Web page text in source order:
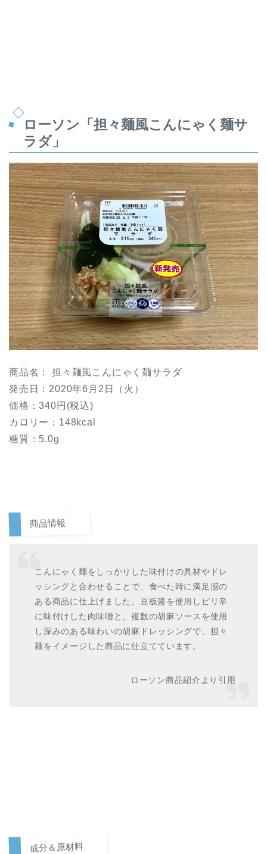
ローソン「担々麺風こんにゃく麺サ
ラダ」
商品名： 担々麺風こんにゃく麺サラダ
発売日：2020年6月2日（火）
価格：340円(税込)
カロリー：148kcal
糖質：5.0g
商品情報
こんにゃく麺をしっかりした味付けの具材やドレ
ッシングと合わせることで、食べた時に満足感の
ある商品に仕上げました。豆板醤を使用しピリ辛
に味付けした肉味噌と、複数の胡麻ソースを使用
し深みのある味わいの胡麻ドレッシングで、担々
麺をイメージした商品に仕立てています。
ローソン商品紹介より引用
成分＆原材料